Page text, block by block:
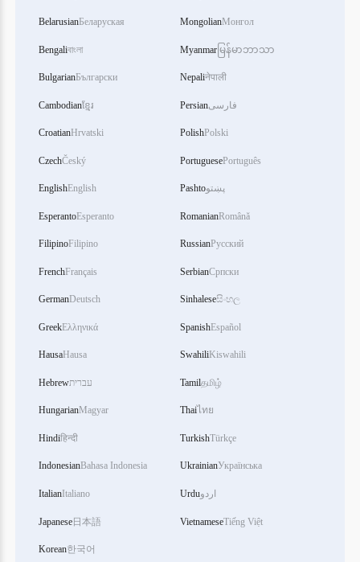
BelarusianБеларуская
Bengaliবাংলা
BulgarianБългарски
Cambodianខ្មែរ
CroatianHrvatski
CzechČeský
EnglishEnglish
EsperantoEsperanto
FilipinoFilipino
FrenchFrançais
GermanDeutsch
GreekΕλληνικά
HausaHausa
Hebrewעברית
HungarianMagyar
Hindiहिन्दी
IndonesianBahasa Indonesia
ItalianItaliano
Japanese日本語
Korean한국어
MongolianМонгол
Myanmar မြန်မာဘာသာ
Nepaliनेपाली
Persianفارسی
PolishPolski
PortuguesePortuguês
Pashtoپښتو
RomanianRomână
RussianРусский
SerbianСрпски
Sinhaleseසිංහල
SpanishEspañol
SwahiliKiswahili
Tamilதமிழ்
Thaiไทย
TurkishTürkçe
UkrainianУкраїнська
Urduاردو
VietnameseTiếng Việt